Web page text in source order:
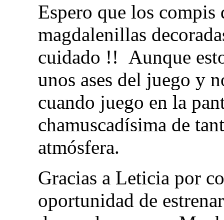
Espero que los
magdalenillas
cuidado !! Aunque
unos ases del juego y
cuando juego en la
chamuscadísima de
atmósfera.
Gracias a Leticia por
oportunidad de